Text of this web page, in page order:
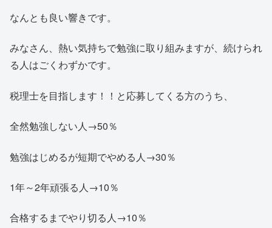
なんとも良い響きです。
みなさん、熱い気持ちで勉強に取り組みますが、続けられ
る人はごくわずかです。
税理士を目指します！！と応募してくる方のうち、
全然勉強しない人→50％
勉強はじめるが短期でやめる人→30％
1年～2年頑張る人→10％
合格するまでやり切る人→10％